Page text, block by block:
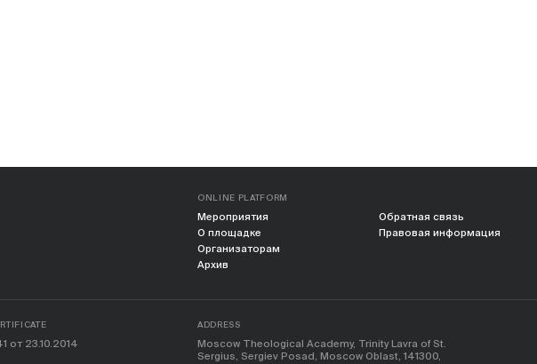
ONLINE PLATFORM
Мероприятия
О площадке
Организаторам
Архив
Обратная связь
Правовая информация
23.10.2014
ADDRESS
Moscow Theological Academy, Trinity Lavra of St.
Sergius, Sergiev Posad, Moscow Oblast, 141300,